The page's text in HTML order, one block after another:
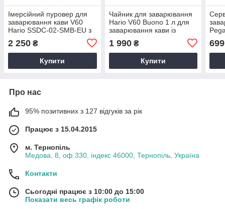
Імерсійний пуровер для
заварювання кави V60
Hario SSDC-02-SMB-EU з
кераміка
2 250 ₴
Купити
Чайник для заварювання
Hario V60 Buono 1 л для
заварювання кави із
Сріблястий для пуровера
1 990₴
Купити
699
Про нас
95% позитивних з 127 відгуків за рік
Працює з 15.04.2015
м. Тернопіль
Медова, 8, оф.330, індекс 46000, Тернопіль, Україна
Контакти
Сьогодні працює з 10:00 до 15:00
Показати весь графік роботи